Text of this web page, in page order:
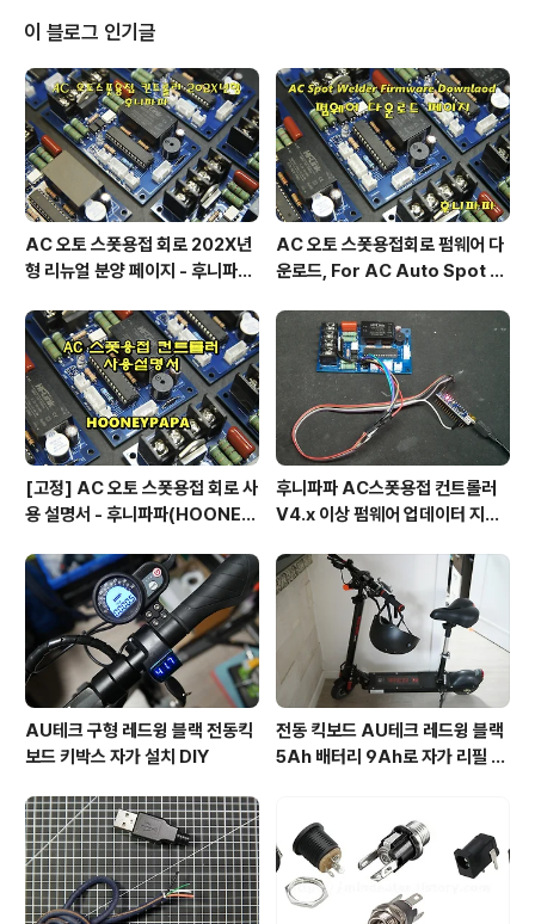
이 블로그 인기글
AC 오토 스폿용접 회로 202X년
형 리뉴얼 분양 페이지 - 후니파파
AC 오토 스폿용접회로 펌웨어 다
운로드, For AC Auto Spot W
ad by 후니파파
[고정] AC 오토 스폿용접 회로 사
용 설명서 - 후니파파(HOONEY
후니파파 AC스폿용접 컨트롤러
V4.x 이상 펌웨어 업데이터 지그
AU테크 구형 레드윙 블랙 전동킥
보드 키박스 자가 설치 DIY
전동 킥보드 AU테크 레드윙 블랙
5Ah 배터리 9Ah로 자가 리필 교